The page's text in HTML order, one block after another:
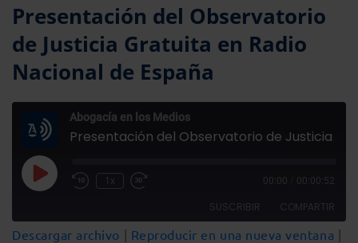
Presentación del Observatorio
de Justicia Gratuita en Radio
Nacional de España
Abogacía en los Medios
Reproducir
episodioRebobinar
1x
Fast
seconds
00:00 00:00:52
SUSCRIBIR COMPARTIR
Descargar archivo | Reproducir en una nueva ventana |